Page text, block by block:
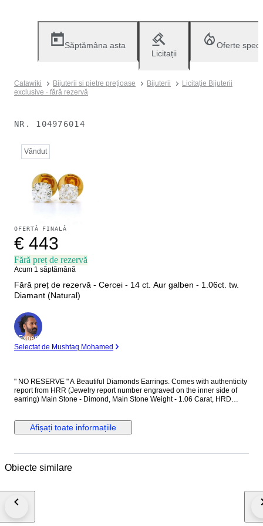
Săptămâna asta
Licitații
Oferte
Catawiki Bijuterii si pietre prețioase Bijuterii
Licitație Bijuterii
exclusive · fără rezervă
NR. 104976014
Vândut
OFERTĂ FINALĂ
€ 443
Fără preț de rezervă
Acum 1 săptămână
Fără preț de rezervă - Cercei - 14 ct. Aur galben - 1.06ct. tw.
Diamant (Natural)
Expert
Selectat de Mushtaq Mohamed
" NO RESERVE " A Beautiful Diamonds Earrings. Comes with authenticity
report from HRR (Jewelry report number engraved on the inner side of
earring) Main Stone - Dimond, Main Stone Weight - 1.06 Carat, HRD
Afișați toate informațiile
Obiecte similare